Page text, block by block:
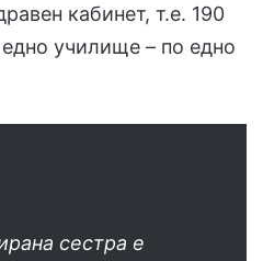
кабинет, т.е. 190
училище – по едно
сестра е